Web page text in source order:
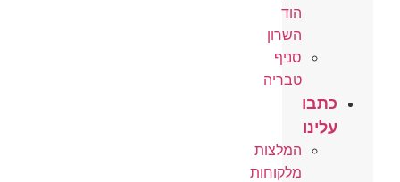
הוד
השרון
סניף
טבריה
כתבו
עלינו
המלצות
מלקוחות